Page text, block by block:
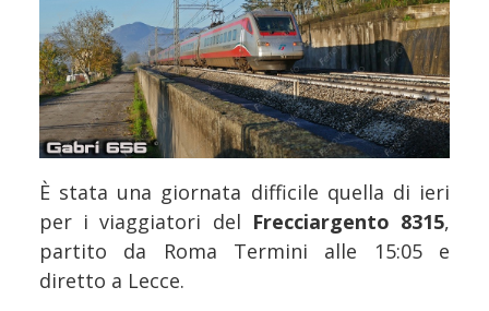
È stata una giornata difficile quella di ieri
per i viaggiatori del Frecciargento 8315,
partito da Roma Termini alle 15:05 e
diretto a Lecce.